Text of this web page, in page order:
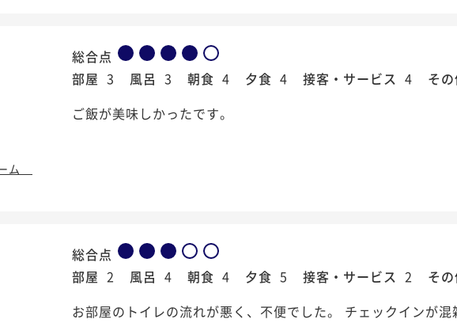
ム
総合点
部屋 3 風呂 3 朝食 4 夕食 4 接客・サービス 4 そ
ご飯が美味しかったです。
総合点
部屋 2 風呂 4 朝食 4 夕食 5 接客・サービス 2 そ
お部屋のトイレの流れが悪く、不便でした。 チェックインが